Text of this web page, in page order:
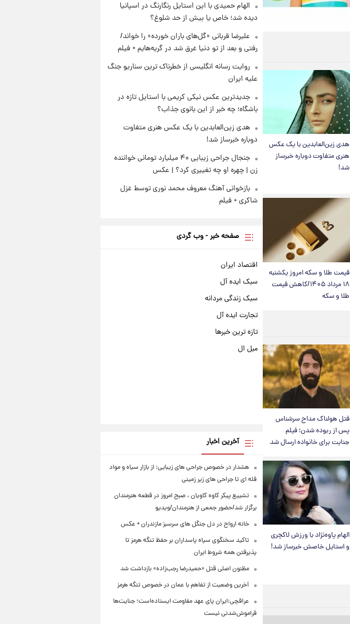
هدی زین‌العابدین با یک عکس
هنری متفاوت دوباره خبرساز
شد!
قیمت طلا و سکه امروز یکشنبه
۱۸ مرداد ۱۴۰۵/کاهش قیمت
طلا و سکه
قتل هولناک مداح سرشناس
پس از ربوده شدن؛ فیلم
جنایت برای خانواده ارسال شد
الهام پاوه‌نژاد با ورزش لاکچری
و استایل خاصش خبرساز شد!
الهام حمیدی با این استایل رنگارنگ در اسپانیا
دیده شد؛ خاص یا بیش از حد شلوغ؟
علیرضا قربانی «گل‌های باران خورده» را خواند/
رفتی و بعد از تو دنیا غرق شد در گریه‌هایم + فیلم
روایت رسانه انگلیسی از خطرناک ترین سناریو جنگ
علیه ایران
جدیدترین عکس نیکی کریمی با استایل تازه در
باشگاه؛ چه خبر از این بانوی جذاب؟
هدی زین‌العابدین با یک عکس هنری متفاوت
دوباره خبرساز شد!
جنجال جراحی زیبایی ۴۰ میلیارد تومانی خواننده
زن | چهره او چه تغییری کرد؟ | عکس
بازخوانی آهنگ معروف محمد نوری توسط غزل
شاکری + فیلم
صفحه خبر - وب گردی
اقتصاد ایران
سبک ایده آل
سبک زندگی مردانه
تجارت ایده آل
تازه ترین خبرها
مبل ال
آخرین اخبار
هشدار در خصوص جراحی های زیبایی: از بازار سیاه و مواد
فله ای تا جراحی های زیر زمینی
تشییع پیکر کاوه کاویان ، صبح امروز در قطعه هنرمندان
برگزار شد/حضور جمعی از هنرمندان/ویدیو
خانه ارواح در دل جنگل های سرسبز مازندران + عکس
تاکید سخنگوی سپاه پاسداران بر حفظ تنگه هرمز تا
پذیرفتن همه شروط ایران
مظنون اصلی قتل «حمیدرضا رجب‌زاده» بازداشت شد
آخرین وضعیت از تفاهم با عمان در خصوص تنگه هرمز
عراقچی:ایران پای عهد مقاومت ایستاده‌است؛ جنایت‌ها
فراموش‌شدنی نیست